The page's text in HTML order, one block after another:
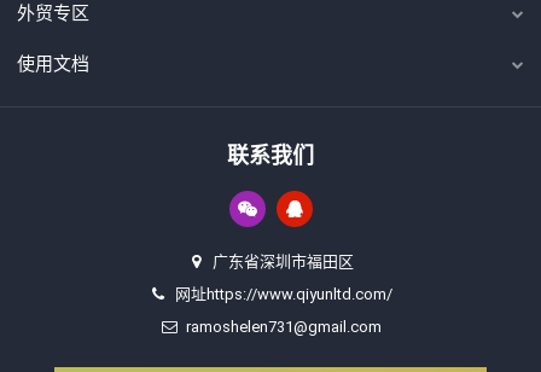
外贸专区
使用文档
联系我们
广东省深圳市福田区
网址https://www.qiyunltd.com/
ramoshelen731@gmail.com